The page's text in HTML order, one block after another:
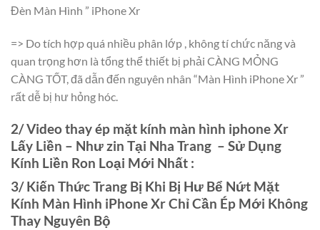
Đèn Màn Hình ” iPhone Xr
=> Do tích hợp quá nhiều phân lớp , không tí chức năng và
quan trọng hơn là tổng thể thiết bị phải CÀNG MỎNG
CÀNG TỐT, đã dẫn đến nguyên nhân “Màn Hình iPhone Xr ”
rất dễ bị hư hỏng hóc.
2/ Video thay ép mặt kính màn hình iphone Xr
Lấy Liền – Như zin Tại Nha Trang – Sử Dụng
Kính Liền Ron Loại Mới Nhất :
3/ Kiến Thức Trang Bị Khi Bị Hư Bể Nứt Mặt
Kính Màn Hình iPhone Xr Chỉ Cần Ép Mới Không
Thay Nguyên Bộ